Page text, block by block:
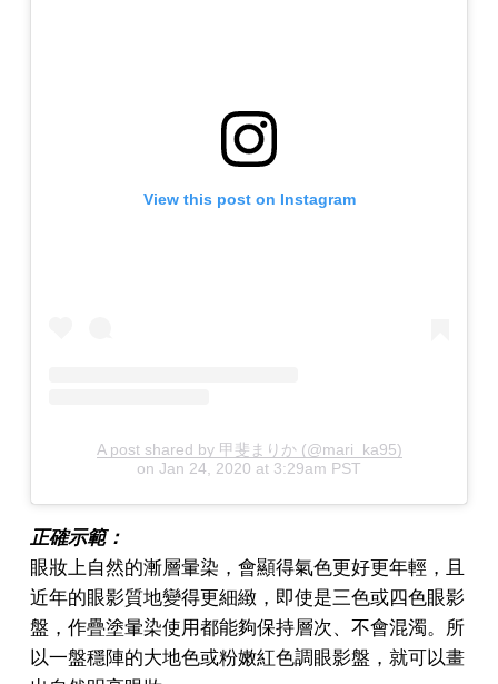
View this post on Instagram
A post shared by 甲斐まりか (@mari_ka95)
on Jan 24, 2020 at 3:29am PST
正確示範：
眼妝上自然的漸層暈染，會顯得氣色更好更年輕，且
近年的眼影質地變得更細緻，即使是三色或四色眼影
盤，作疊塗暈染使用都能夠保持層次、不會混濁。所
以一盤穩陣的大地色或粉嫩紅色調眼影盤，就可以畫